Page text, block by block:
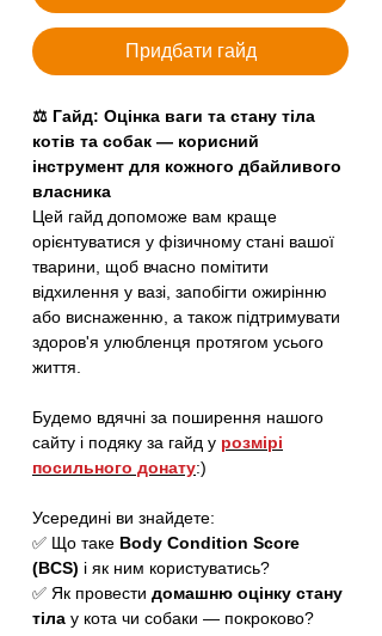
Придбати гайд
⚖ Гайд: Оцінка ваги та стану тіла
котів та собак — корисний
інструмент для кожного дбайливого
власника
Цей гайд допоможе вам краще
орієнтуватися у фізичному стані вашої
тварини, щоб вчасно помітити
відхилення у вазі, запобігти ожирінню
або виснаженню, а також підтримувати
здоров'я улюбленця протягом усього
життя.
Будемо вдячні за поширення нашого
сайту і подяку за гайд у розмірі
посильного донату:)
Усередині ви знайдете:
✅ Що таке Body Condition Score
(BCS) і як ним користуватись?
✅ Як провести домашню оцінку стану
тіла у кота чи собаки — покроково?